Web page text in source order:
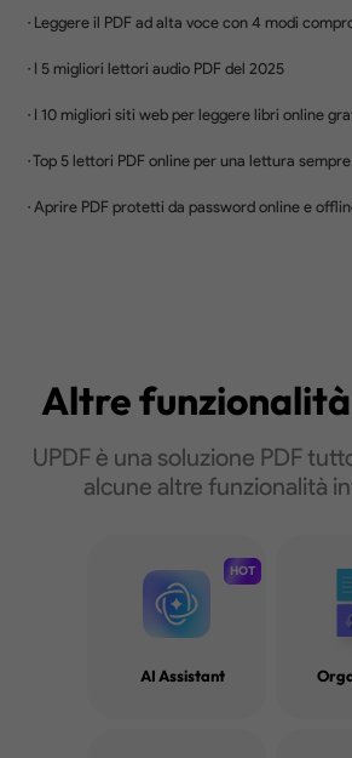
Consigli e
leggere i
Altre
UPDF è una soluzione PDF
alcune altre funzionalità
AI Assistant
HOT